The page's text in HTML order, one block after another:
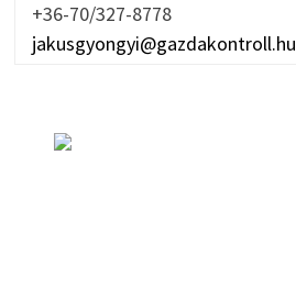
+36-70/327-8778
jakusgyongyi@gazdakontroll.hu